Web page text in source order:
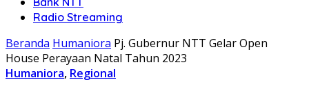
Radio Streaming
Beranda Humaniora Pj. Gubernur NTT Gelar Open
House Perayaan Natal Tahun 2023
Humaniora, Regional